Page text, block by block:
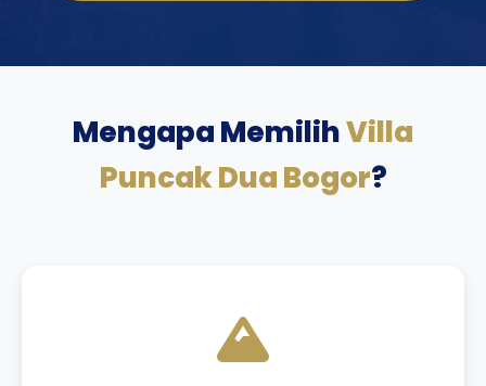
Mengapa MemilihVilla
Puncak Dua Bogor?